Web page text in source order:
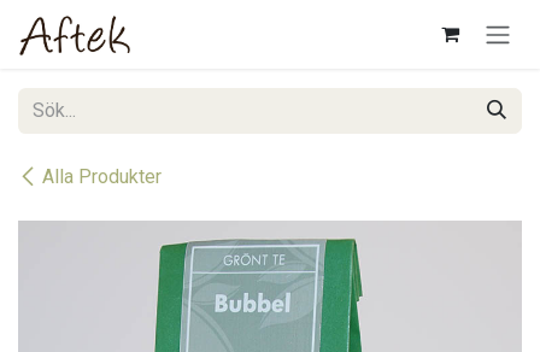
Hoppa till innehåll
Alla Produkter